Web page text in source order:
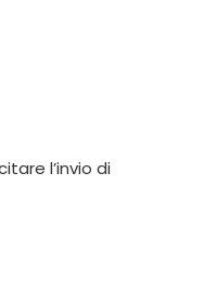
l’invio di